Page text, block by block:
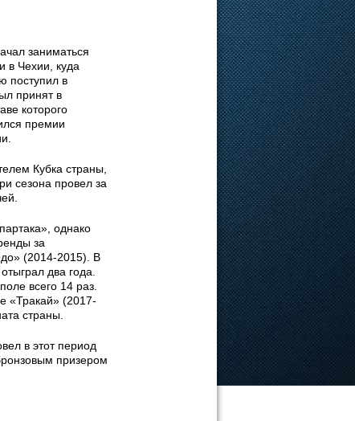
заниматься
в Чехии, куда
поступил в
принят в
которого
премии
Кубка страны,
сезона провел за
однако
за
(2014-2015). В
два года.
всего 14 раз.
«Тракай» (2017-
страны.
в этот период
призером